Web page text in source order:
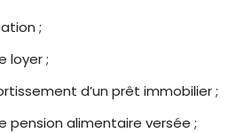
;
loyer ;
d’un prêt immobilier ;
pension alimentaire versée ;